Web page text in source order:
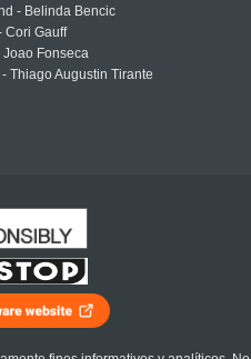
- Belinda Bencic
Cori Gauff
Fonseca
Thiago Augustin Tirante